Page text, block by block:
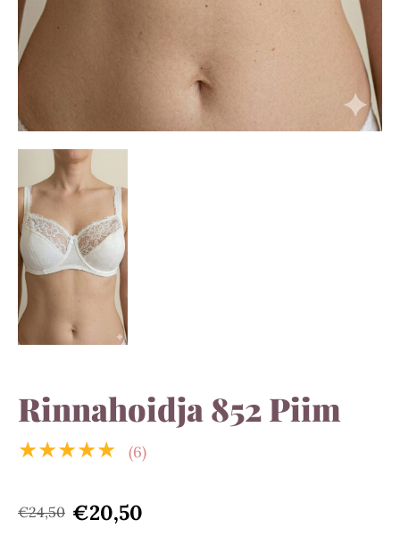
Rinnahoidja 852 Piim
★★★★★ (6)
€24,50 €20,50